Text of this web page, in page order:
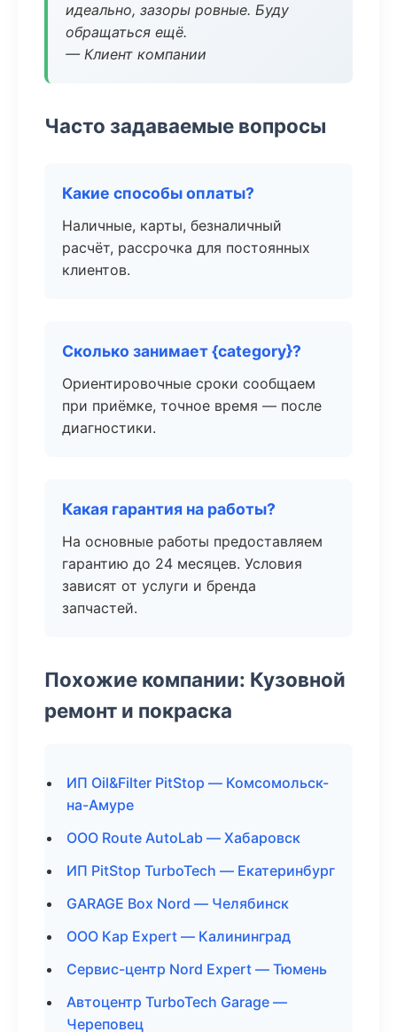
идеально, зазоры ровные. Буду
обращаться ещё.
— Клиент компании
Часто задаваемые вопросы
Какие способы оплаты?
Наличные, карты, безналичный
расчёт, рассрочка для постоянных
клиентов.
Сколько занимает {category}?
Ориентировочные сроки сообщаем
при приёмке, точное время — после
диагностики.
Какая гарантия на работы?
На основные работы предоставляем
гарантию до 24 месяцев. Условия
зависят от услуги и бренда
запчастей.
Похожие компании: Кузовной
ремонт и покраска
ИП Oil&Filter PitStop — Комсомольск-
на-Амуре
ООО Route AutoLab — Хабаровск
ИП PitStop TurboTech — Екатеринбург
GARAGE Box Nord — Челябинск
ООО Кар Expert — Калининград
Сервис-центр Nord Expert — Тюмень
Автоцентр TurboTech Garage —
Череповец